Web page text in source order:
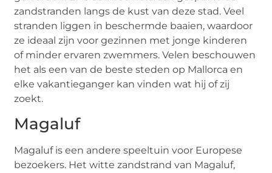
zandstranden langs de kust van deze stad. Veel
stranden liggen in beschermde baaien, waardoor
ze ideaal zijn voor gezinnen met jonge kinderen
of minder ervaren zwemmers. Velen beschouwen
het als een van de beste steden op Mallorca en
elke vakantieganger kan vinden wat hij of zij
zoekt.
Magaluf
Magaluf is een andere speeltuin voor Europese
bezoekers. Het witte zandstrand van Magaluf,